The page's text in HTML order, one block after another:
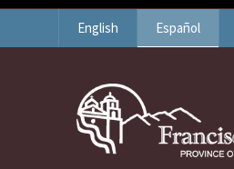
English Español